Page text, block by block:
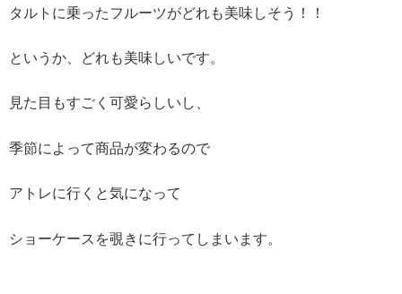
タルトに乗ったフルーツがどれも美味しそう！！
というか、どれも美味しいです。
見た目もすごく可愛らしいし、
季節によって商品が変わるので
アトレに行くと気になって
ショーケースを覗きに行ってしまいます。